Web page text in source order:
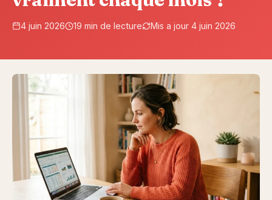
4 juin 2026 19 min de lecture Mis a jour 4 juin 2026